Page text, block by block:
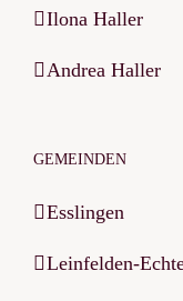
Ilona Haller
Andrea Haller
GEMEINDEN
Esslingen
Leinfelden-